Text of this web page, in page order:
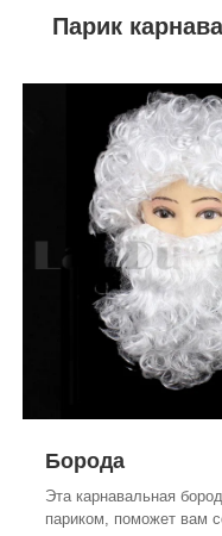
Парик
Борода
Эта карнавальная
париком, поможет вам